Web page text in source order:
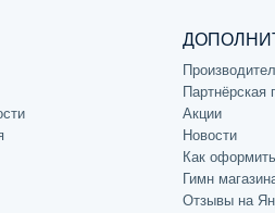
Партнёрская
Акции
Новости
Как
Гимн
Отзывы на